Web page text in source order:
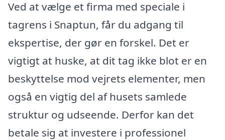
Ved at vælge et firma med speciale i
tagrens i Snaptun, får du adgang til
ekspertise, der gør en forskel. Det er
vigtigt at huske, at dit tag ikke blot er en
beskyttelse mod vejrets elementer, men
også en vigtig del af husets samlede
struktur og udseende. Derfor kan det
betale sig at investere i professionel